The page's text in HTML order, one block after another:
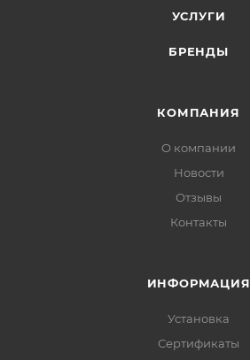
УСЛУГИ
БРЕНДЫ
КОМПАНИЯ
О компании
Новости
Отзывы
Контакты
ИНФОРМАЦИЯ
Установка
Сертификаты